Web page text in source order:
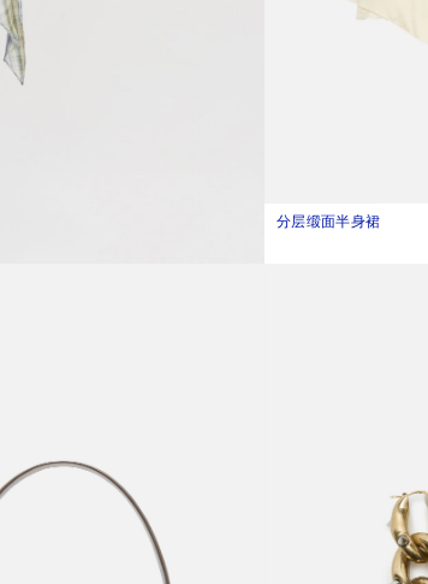
分层缎面半身裙
当前颜色： 乳白色
價格：¥5,500。